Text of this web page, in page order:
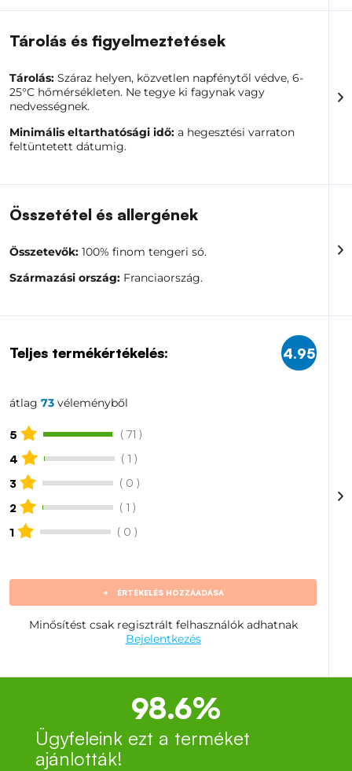
Tárolás és figyelmeztetések
Tárolás: Száraz helyen, közvetlen napfénytől védve, 6-
25°C hőmérsékleten. Ne tegye ki fagynak vagy
nedvességnek.
Minimális eltarthatósági idő: a hegesztési varraton
feltüntetett dátumig.
Összetétel és allergének
Összetevők: 100% finom tengeri só.
Származási ország: Franciaország.
Teljes termékértékelés: 4.95
átlag 73 véleményből
5
( 71 )
4
( 1 )
3
( 0 )
2
( 1 )
1
( 0 )
+ ÉRTÉKELÉS HOZZÁADÁSA
Minősítést csak regisztrált felhasználók adhatnak
Bejelentkezés
98.6%
Ügyfeleink ezt a terméket
ajánlották!